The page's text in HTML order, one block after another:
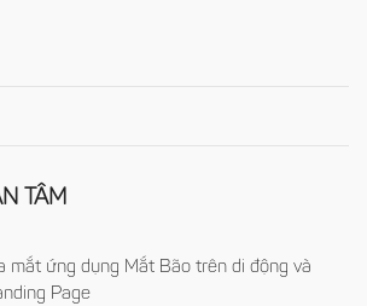
TÂM
mắt ứng dụng Mắt Bão trên di động và
Page